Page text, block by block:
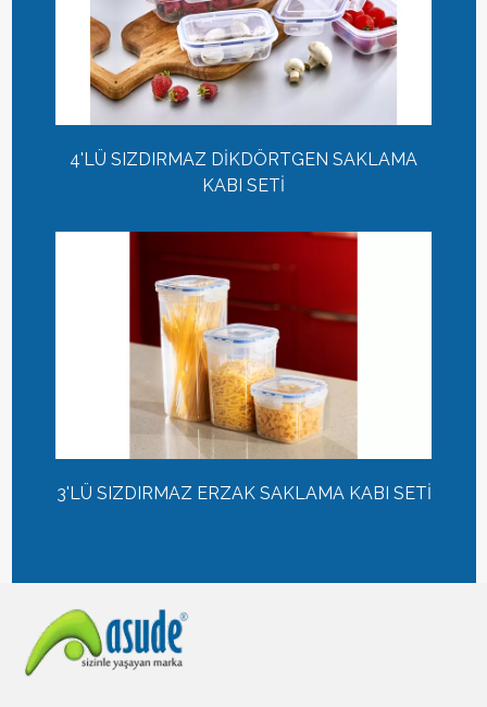
4'LÜ SIZDIRMAZ DİKDÖRTGEN SAKLAMA
KABI SETİ
3'LÜ SIZDIRMAZ ERZAK SAKLAMA KABI SETİ